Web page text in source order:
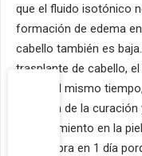
que el fluido isotónico
formación de edema
cabello también es
trasplante de cabello,
mitad. Al mismo
duración de la
enrojecimiento en la
de siembra en 1 día